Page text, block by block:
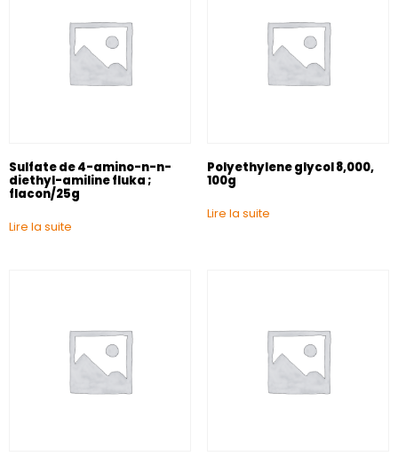
Sulfate de 4-amino-n-n-
diethyl-amiline fluka ;
flacon/25g
Lire la suite
Polyethylene glycol 8,000,
100g
Lire la suite